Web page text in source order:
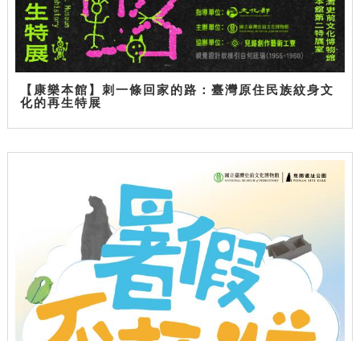
【康樂本館】刺一條回家的路：臺灣原住民族紋身文
化的再生特展